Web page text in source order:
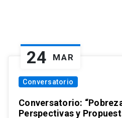
24 MAR
Conversatorio
Conversatorio:
Perspectivas y